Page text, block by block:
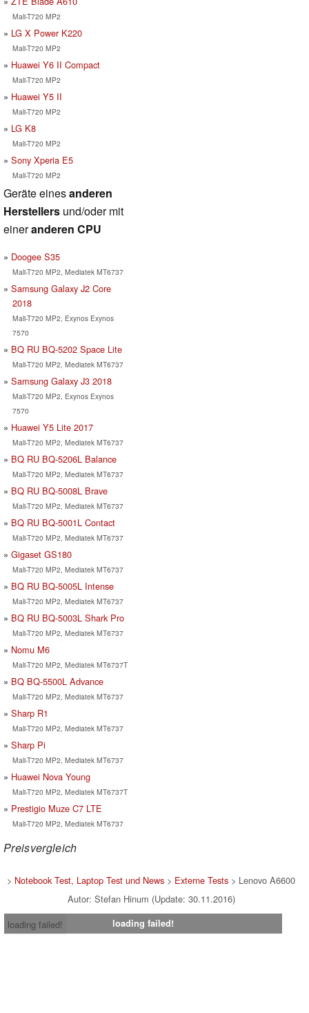
Mali-T720 MP2
LG X Power K220
Mali-T720 MP2
Huawei Y6 II Compact
Mali-T720 MP2
Huawei Y5 II
Mali-T720 MP2
LG K8
Mali-T720 MP2
Sony Xperia E5
Mali-T720 MP2
Geräte einesanderen
Herstellers und/oder mit
eineranderen CPU
Doogee S35
Mali-T720 MP2, Mediatek MT6737
Samsung Galaxy J2 Core
2018
Mali-T720 MP2, Exynos Exynos
7570
BQ RU BQ-5202 Space Lite
Mali-T720 MP2, Mediatek MT6737
Samsung Galaxy J3 2018
Mali-T720 MP2, Exynos Exynos
7570
Huawei Y5 Lite 2017
Mali-T720 MP2, Mediatek MT6737
BQ RU BQ-5206L Balance
Mali-T720 MP2, Mediatek MT6737
BQ RU BQ-5008L Brave
Mali-T720 MP2, Mediatek MT6737
BQ RU BQ-5001L Contact
Mali-T720 MP2, Mediatek MT6737
Gigaset GS180
Mali-T720 MP2, Mediatek MT6737
BQ RU BQ-5005L Intense
Mali-T720 MP2, Mediatek MT6737
BQ RU BQ-5003L Shark Pro
Mali-T720 MP2, Mediatek MT6737
Nomu M6
Mali-T720 MP2, Mediatek MT6737T
BQ BQ-5500L Advance
Mali-T720 MP2, Mediatek MT6737
Sharp R1
Mali-T720 MP2, Mediatek MT6737
Sharp Pi
Mali-T720 MP2, Mediatek MT6737
Huawei Nova Young
Mali-T720 MP2, Mediatek MT6737T
Prestigio Muze C7 LTE
Mali-T720 MP2, Mediatek MT6737
Preisvergleich
> Notebook Test, Laptop Test und News > Externe Tests > Lenovo A6600
Autor: Stefan Hinum (Update: 30.11.2016)
loading failed!
loading failed!